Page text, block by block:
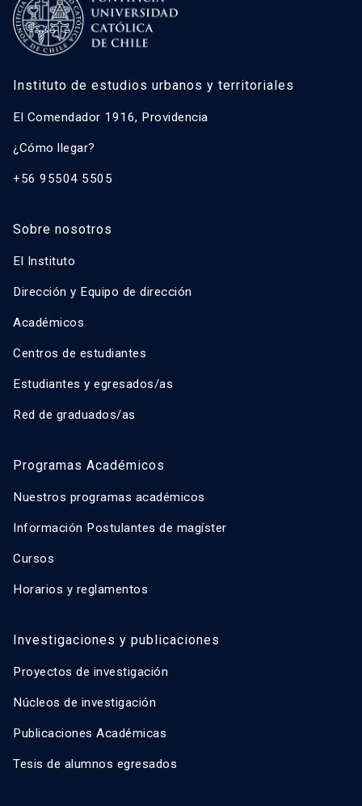
Instituto de estudios urbanos y territoriales
El Comendador 1916, Providencia
¿Cómo llegar?
+56 95504 5505
Sobre nosotros
El Instituto
Dirección y Equipo de dirección
Académicos
Centros de estudiantes
Estudiantes y egresados/as
Red de graduados/as
Programas Académicos
Nuestros programas académicos
Información Postulantes de magíster
Cursos
Horarios y reglamentos
Investigaciones y publicaciones
Proyectos de investigación
Núcleos de investigación
Publicaciones Académicas
Tesis de alumnos egresados